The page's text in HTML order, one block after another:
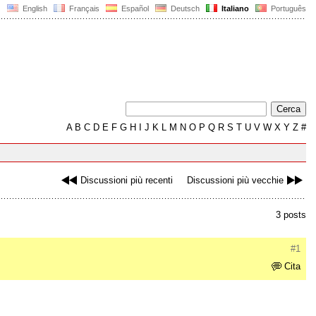
English Français Español Deutsch Italiano Português
AB C D E F G H J K L M N O P Q R S T U V W X Y Z #
Discussioni più recenti Discussioni più vecchie
3 posts
#1
Cita